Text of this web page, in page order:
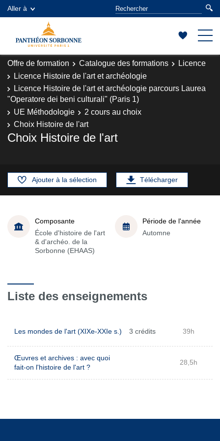
Aller à
Offre de formation Catalogue des formations
Licence
Licence Histoire de l'art et archéologie
Licence Histoire de l'art et archéologie parcours Laurea
"Operatore dei beni culturali" (Paris 1)
UE Méthodologie
2 cours au choix
Choix Histoire de l'art
Choix Histoire de l'art
Ajouter à la sélection Télécharger
Composante
École d'histoire de l'art
& d'archéo. de la
Sorbonne (EHAAS)
Période de l'année
Automne
Liste des enseignements
Les mondes de l'art (XIXe-XXIe s.) 3 crédits 39h
Œuvres et archives : avec quoi
fait-on l'histoire de l'art ?
28,5h